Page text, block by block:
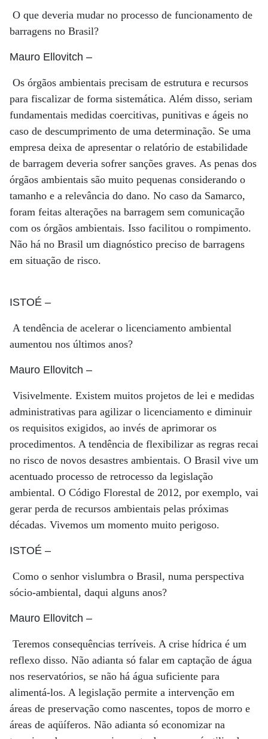
O que deveria mudar no processo de funcionamento de
barragens no Brasil?
Mauro Ellovitch –
Os órgãos ambientais precisam de estrutura e recursos
para fiscalizar de forma sistemática. Além disso, seriam
fundamentais medidas coercitivas, punitivas e ágeis no
caso de descumprimento de uma determinação. Se uma
empresa deixa de apresentar o relatório de estabilidade
de barragem deveria sofrer sanções graves. As penas dos
órgãos ambientais são muito pequenas considerando o
tamanho e a relevância do dano. No caso da Samarco,
foram feitas alterações na barragem sem comunicação
com os órgãos ambientais. Isso facilitou o rompimento.
Não há no Brasil um diagnóstico preciso de barragens
em situação de risco.
ISTOÉ –
A tendência de acelerar o licenciamento ambiental
aumentou nos últimos anos?
Mauro Ellovitch –
Visivelmente. Existem muitos projetos de lei e medidas
administrativas para agilizar o licenciamento e diminuir
os requisitos exigidos, ao invés de aprimorar os
procedimentos. A tendência de flexibilizar as regras recai
no risco de novos desastres ambientais. O Brasil vive um
acentuado processo de retrocesso da legislação
ambiental. O Código Florestal de 2012, por exemplo, vai
gerar perda de recursos ambientais pelas próximas
décadas. Vivemos um momento muito perigoso.
ISTOÉ –
Como o senhor vislumbra o Brasil, numa perspectiva
sócio-ambiental, daqui alguns anos?
Mauro Ellovitch –
Teremos consequências terríveis. A crise hídrica é um
reflexo disso. Não adianta só falar em captação de água
nos reservatórios, se não há água suficiente para
alimentá-los. A legislação permite a intervenção em
áreas de preservação como nascentes, topos de morro e
áreas de aqüíferos. Não adianta só economizar na